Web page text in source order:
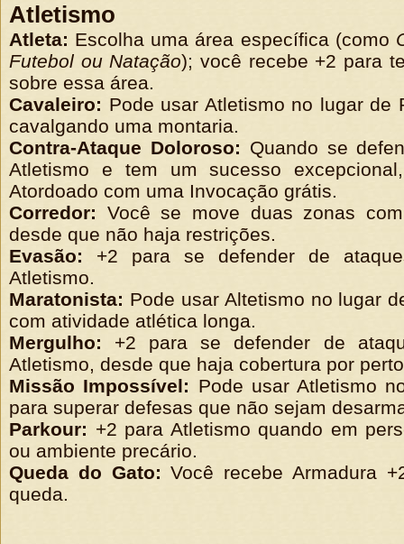
Atletismo
Atleta: Escolha uma área específica (como
Futebol ou Natação); você recebe +2 para
sobre essa área.
Cavaleiro: Pode usar Atletismo no lugar de
cavalgando uma montaria.
Contra-Ataque Doloroso: Quando se
Atletismo e tem um sucesso
Atordoado com uma Invocação grátis.
Corredor: Você se move duas zonas
desde que não haja restrições.
Evasão: +2 para se defender de
Atletismo.
Maratonista: Pode usar Altetismo no lugar
com atividade atlética longa.
Mergulho: +2 para se defender de
Atletismo, desde que haja cobertura por
Missão Impossível: Pode usar Atletismo
para superar defesas que não sejam
Parkour: +2 para Atletismo quando em
ou ambiente precário.
Queda do Gato: Você recebe Armadura
queda.